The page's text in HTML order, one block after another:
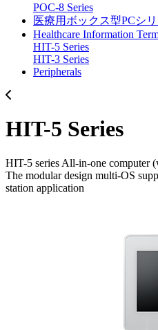
POC-8 Series
医療用ボックス型PCシ
Healthcare Information
HIT-5 Series
HIT-3 Series
Peripherals
HIT-5 Series
HIT-5 series All-in-one computer
The modular design multi-OS
station application